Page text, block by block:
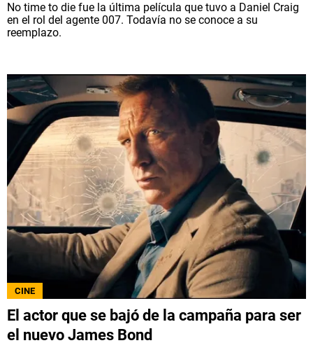
No time to die fue la última película que tuvo a Daniel Craig
en el rol del agente 007. Todavía no se conoce a su
reemplazo.
CINE
El actor que se bajó de la campaña para ser
el nuevo James Bond